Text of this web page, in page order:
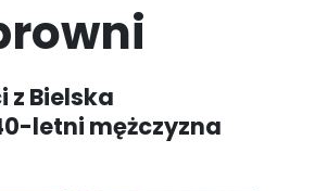
Bielska
letni mężczyzna